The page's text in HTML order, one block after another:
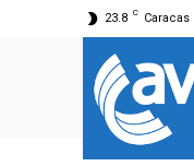
23.8 C Caracas